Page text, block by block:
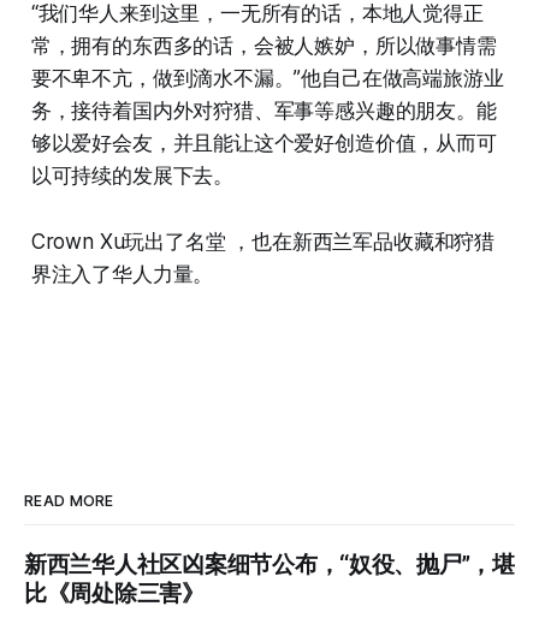
“我们华人来到这里，一无所有的话，本地人觉得正
常，拥有的东西多的话，会被人嫉妒，所以做事情需
要不卑不亢，做到滴水不漏。”他自己在做高端旅游业
务，接待着国内外对狩猎、军事等感兴趣的朋友。能
够以爱好会友，并且能让这个爱好创造价值，从而可
以可持续的发展下去。
Crown Xu玩出了名堂 ，也在新西兰军品收藏和狩猎
界注入了华人力量。
READ MORE
新西兰华人社区凶案细节公布，“奴役、抛尸”，堪
比《周处除三害》